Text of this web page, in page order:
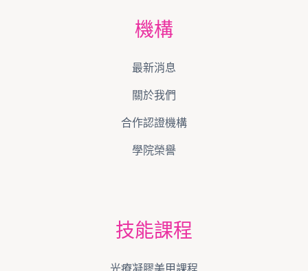
機構
最新消息
關於我們
合作認證機構
學院榮譽
技能課程